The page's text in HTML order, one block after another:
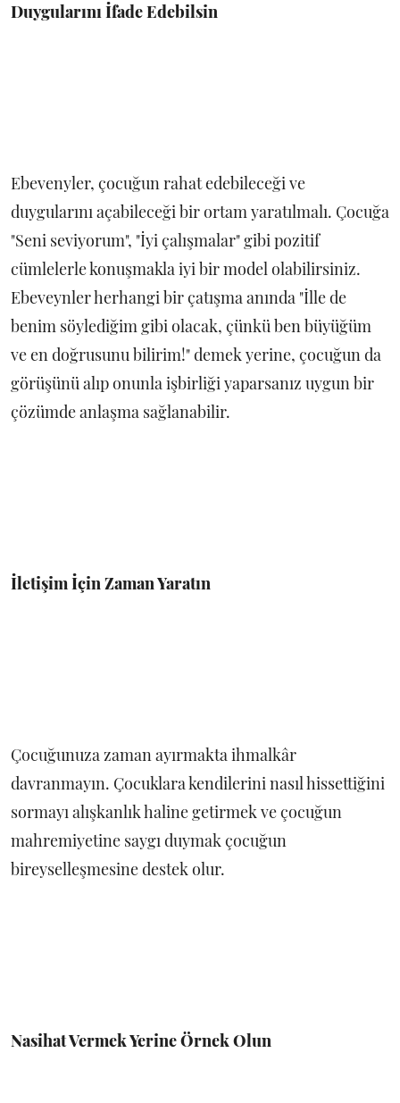
Duygularını İfade Edebilsin
Ebevenyler, çocuğun rahat edebileceği ve
duygularını açabileceği bir ortam yaratılmalı. Çocuğa
"Seni seviyorum", "İyi çalışmalar" gibi pozitif
cümlelerle konuşmakla iyi bir model olabilirsiniz.
Ebeveynler herhangi bir çatışma anında "İlle de
benim söylediğim gibi olacak, çünkü ben büyüğüm
ve en doğrusunu bilirim!" demek yerine, çocuğun da
görüşünü alıp onunla işbirliği yaparsanız uygun bir
çözümde anlaşma sağlanabilir.
İletişim İçin Zaman Yaratın
Çocuğunuza zaman ayırmakta ihmalkâr
davranmayın. Çocuklara kendilerini nasıl hissettiğini
sormayı alışkanlık haline getirmek ve çocuğun
mahremiyetine saygı duymak çocuğun
bireyselleşmesine destek olur.
Nasihat Vermek Yerine Örnek Olun